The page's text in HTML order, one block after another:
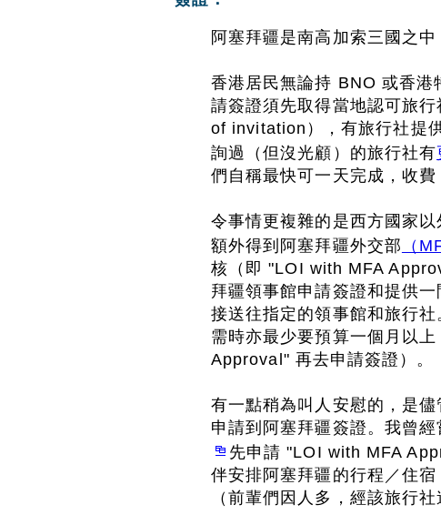
阿塞拜疆是南高加索三國之中
香港居民無論持 BNO 或香港
請簽證須先取得當地認可旅
of invitation），有旅行社提
詢過（但沒光顧）的旅行社有
們自稱最快可一天完成，收費
令事情更複雜的是西方國家
額外得到阿塞拜疆外交部 （
核（即 "LOI with MFA
拜疆領事館申請簽證和提供
接送往指定的領事館和旅行
需時亦最少要預算一個月以
Approval" 再去申請簽證）。
有一點稍為叫人安慰的，是
申請到阿塞拜疆簽證。我曾
先申請 "LOI with MFA
伴安排阿塞拜疆的行程／住
（前輩們因人多，經該旅行